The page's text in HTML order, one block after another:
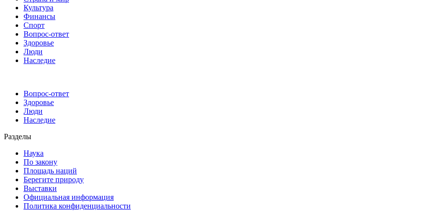
Культура
Финансы
Спорт
Вопрос-ответ
Здоровье
Люди
Наследие
Вопрос-ответ
Здоровье
Люди
Наследие
Разделы
Наука
По закону
Площадь наций
Берегите природу
Выставки
Официальная информация
Политика конфиденциальности